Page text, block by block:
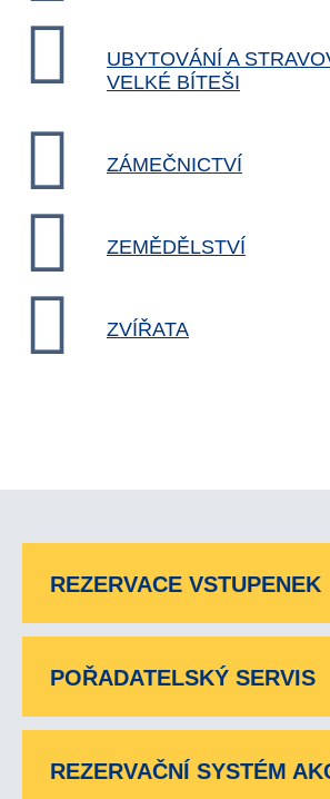
UBYTOVÁNÍ A
VELKÉ BÍTEŠI
ZÁMEČNICTVÍ
ZEMĚDĚLSTVÍ
ZVÍŘATA
REZERVACE VSTUPENEK
POŘADATELSKÝ SERVIS
REZERVAČNÍ SYSTÉM